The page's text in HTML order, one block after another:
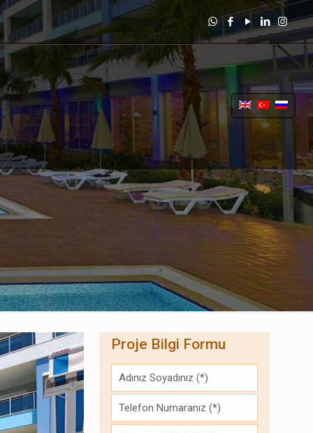
Proje Bilgi Formu